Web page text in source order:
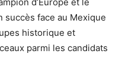
succès face au Mexique
historique et
parmi les candidats